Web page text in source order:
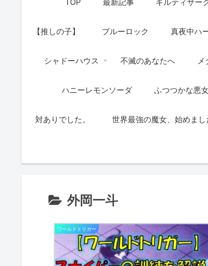
【推しの子】 ブルーロック 真夜中ハ
シャドーハウス 不滅のあなたへ メ
ハニーレモンソーダ ふつつかな悪
対ありでした。 世界最強の魔女、始めまし
外岡一斗
ワールドトリガー